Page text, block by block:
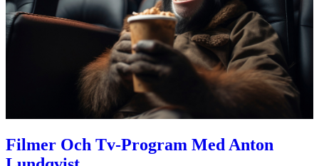
Filmer Och Tv-Program Med Anton